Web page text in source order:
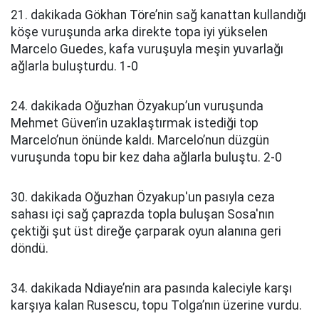
21. dakikada Gökhan Töre’nin sağ kanattan kullandığı
köşe vuruşunda arka direkte topa iyi yükselen
Marcelo Guedes, kafa vuruşuyla meşin yuvarlağı
ağlarla buluşturdu. 1-0
24. dakikada Oğuzhan Özyakup’un vuruşunda
Mehmet Güven’in uzaklaştırmak istediği top
Marcelo’nun önünde kaldı. Marcelo’nun düzgün
vuruşunda topu bir kez daha ağlarla buluştu. 2-0
30. dakikada Oğuzhan Özyakup'un pasıyla ceza
sahası içi sağ çaprazda topla buluşan Sosa'nın
çektiği şut üst direğe çarparak oyun alanına geri
döndü.
34. dakikada Ndiaye’nin ara pasında kaleciyle karşı
karşıya kalan Rusescu, topu Tolga’nın üzerine vurdu.